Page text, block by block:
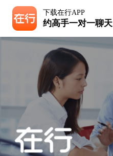
下载在行APP
约高手一对一聊天